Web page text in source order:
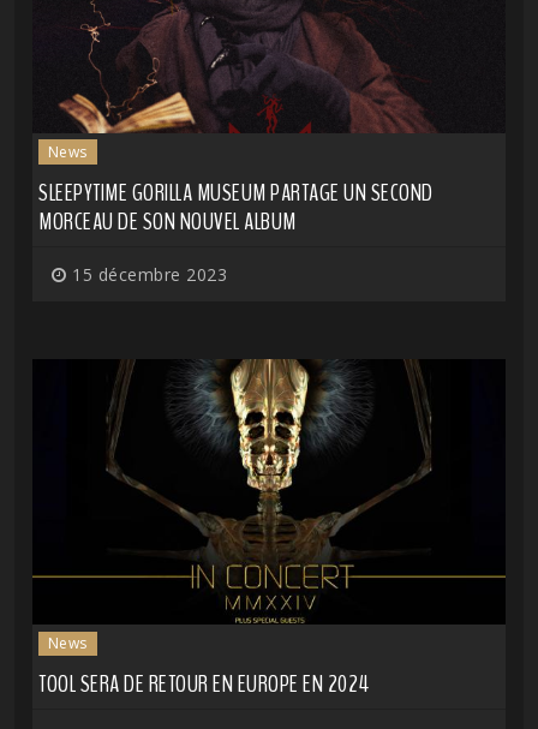
News
SLEEPYTIME GORILLA MUSEUM PARTAGE UN SECOND
MORCEAU DE SON NOUVEL ALBUM
15 décembre 2023
News
TOOL SERA DE RETOUR EN EUROPE EN 2024